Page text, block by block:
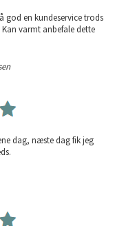
god en kundeservice trods
varmt anbefale dette
dag, næste dag fik jeg